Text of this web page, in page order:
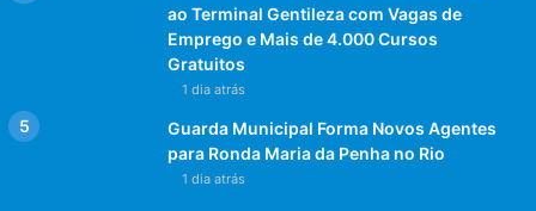
ao Terminal Gentileza com Vagas de
Emprego e Mais de 4.000 Cursos
Gratuitos
1 dia atrás
Guarda Municipal Forma Novos Agentes
para Ronda Maria da Penha no Rio
1 dia atrás